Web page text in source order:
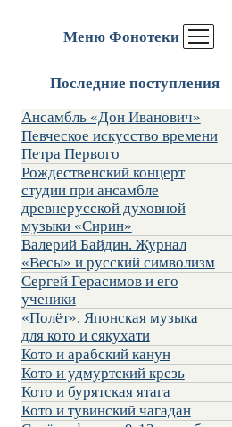
Меню Фонотеки
Последние поступления
Ансамбль «Дон Иванович»
Певческое искусство времени
Петра Первого
Рождественский концерт
студии при ансамбле
древнерусской духовной
музыки «Сирин»
Валерий Байдин. Журнал
«Весы» и русский символизм
Сергей Герасимов и его
ученики
«Полёт». Японская музыка
для кото и сякухати
Кото и арабский канун
Кото и удмуртский крезь
Кото и бурятская ятага
Кото и тувинский чагадан